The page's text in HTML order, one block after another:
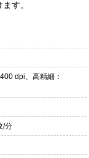
す。
dpi、高精細：
/分